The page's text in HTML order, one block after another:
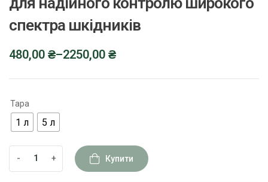
спектра шкідників
480,00 ₴–2250,00 ₴
Тара
1 л 5 л
- + Купити